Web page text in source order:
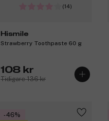
(14)
Hismile
Strawberry Toothpaste 60 g
108 kr
Tidigare 136 kr
-46%